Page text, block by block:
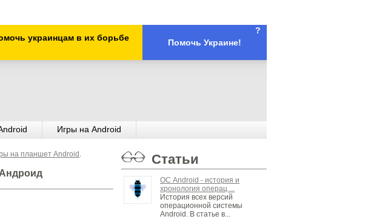
украинцам в их борьбе
Помочь Украине!
?
Игры на Android
на планшет Android .
Андроид
Статьи
ОС Android - история и
хронология операц ...
История всех версий
операционной системы
Android. В статье в...